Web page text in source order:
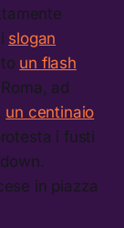
slogan
un flash
ad
un centinaio
i fusti
in piazza